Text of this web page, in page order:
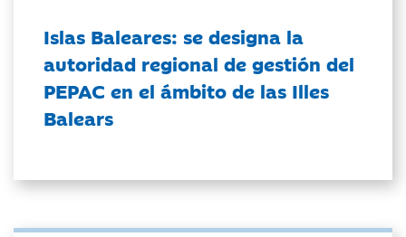
Islas Baleares: se designa la
autoridad regional de gestión del
PEPAC en el ámbito de las Illes
Balears